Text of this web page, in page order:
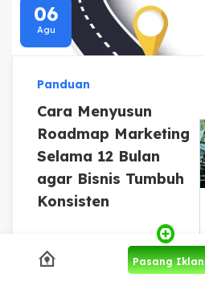
06
Agu
Panduan
Cara Menyusun
Roadmap Marketing
Selama 12 Bulan
agar Bisnis Tumbuh
Konsisten
Pasang Iklan